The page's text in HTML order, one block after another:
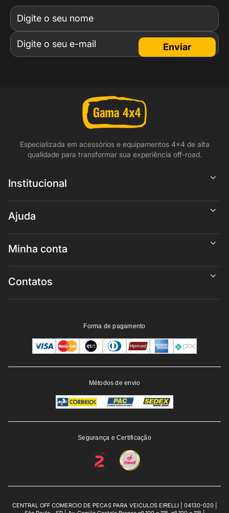
Enviar
Especializada em acessórios e equipamentos 4x4 de alta
qualidade para transformar sua experiência off-road.
Institucional
Ajuda
Minha conta
Contatos
Forma de pagamento
Métodos de envio
Segurança e Certificação
CENTRAL OFF COMERCIO DE PECAS PARA VEICULOS EIRELLI | 04130-020 |